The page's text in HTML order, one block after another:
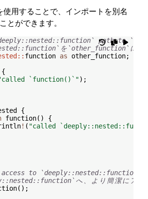
使用することで、インポートを別名
とができます。
path to
を `other_function` に
function as other_function;
{
`function()`") ;
{
function( )
{
! ( "called
to `deeply::nested::function`
へ よ り 簡 潔 に ア
( ) ;